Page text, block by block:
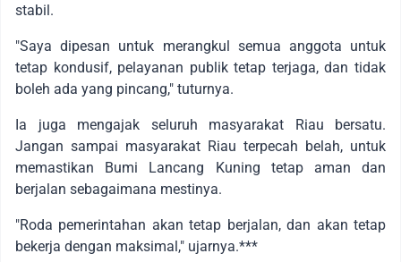
stabil.
"Saya dipesan untuk merangkul semua anggota untuk
tetap kondusif, pelayanan publik tetap terjaga, dan tidak
boleh ada yang pincang," tuturnya.
Ia juga mengajak seluruh masyarakat Riau bersatu.
Jangan sampai masyarakat Riau terpecah belah, untuk
memastikan Bumi Lancang Kuning tetap aman dan
berjalan sebagaimana mestinya.
"Roda pemerintahan akan tetap berjalan, dan akan tetap
bekerja dengan maksimal," ujarnya.***